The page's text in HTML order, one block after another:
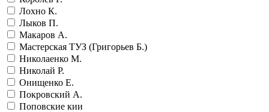
Лохно К.
Лыков П.
Макаров А.
Мастерская ТУЗ (Григорьев Б.)
Николаенко М.
Николай Р.
Онищенко Е.
Покровский А.
Поповские кии